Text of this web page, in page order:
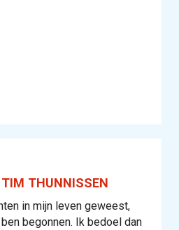
TIM THUNNISSEN
in mijn leven geweest,
begonnen. Ik bedoel dan